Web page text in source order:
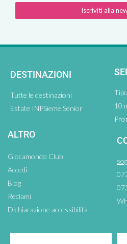
Iscriviti alla
DESTINAZIONI
Tutte le destinazioni
Estate INPSieme Senior
10
ALTRO
Giocamondo Club
Accedi
Blog
Reclami
Dichiarazione accessibilità